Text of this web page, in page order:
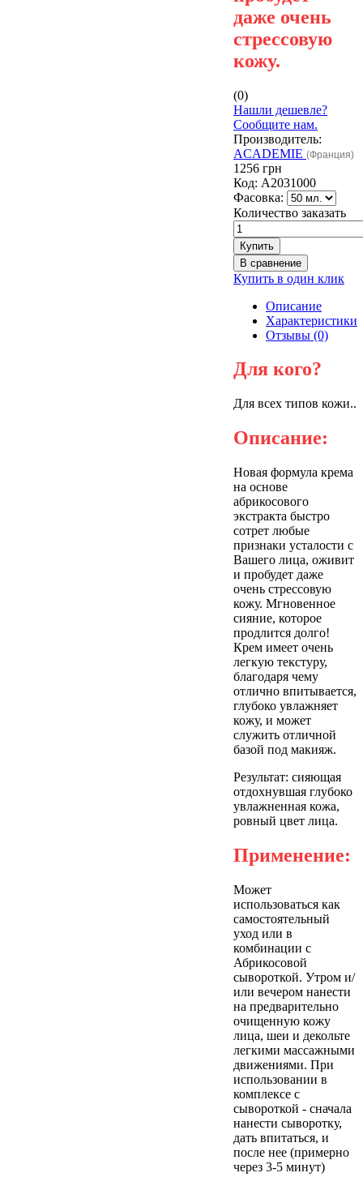
даже очень
стрессовую
кожу.
(0)
Нашли дешевле?
Сообщите нам.
Производитель:
ACADEMIE (Франция)
1256 грн
Код: A2031000
Фасовка:
Количество заказать
Купить в один клик
Описание
Характеристики
Отзывы (0)
Для кого?
Для всех типов кожи..
Описание:
Новая формула крема
на основе
абрикосового
экстракта быстро
сотрет любые
признаки усталости с
Вашего лица, оживит
и пробудет даже
очень стрессовую
кожу. Мгновенное
сияние, которое
продлится долго!
Крем имеет очень
легкую текстуру,
благодаря чему
отлично впитывается,
глубоко увлажняет
кожу, и может
служить отличной
базой под макияж.
Результат: сияющая
отдохнувшая глубоко
увлажненная кожа,
ровный цвет лица.
Применение:
Может
использоваться как
самостоятельный
уход или в
комбинации с
Абрикосовой
сывороткой. Утром и/
или вечером нанести
на предварительно
очищенную кожу
лица, шеи и декольте
легкими массажными
движениями. При
использовании в
комплексе с
сывороткой - сначала
нанести сыворотку,
дать впитаться, и
после нее (примерно
через 3-5 минут)